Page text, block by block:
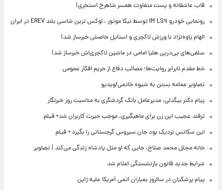
قاب عاشقانه و پست متفاوت همسر شاهرخ استخری!
رونمایی خودرو IM LS۹ توسط نیکا موتور ، لوکس ترین شاسی بلند EREV در ایران
الهام پاوه‌نژاد با ورزش لاکچری و استایل خاصش خبرساز شد!
سلفی‌های پی‌درپی هلیا امامی در ماشین لاکچری‌اش خبرساز شد!
خط مقدم نابرابر روایت‌ها؛ مصائب دفاع از حریم افکار عمومی
تصاویر عمامه بستن به شیوه خاتمی/ویدیو
پیام دکتر بیگدلی، مدیرعامل بانک گردشگری به مناسبت روز خبرنگار
ترفند عجیب این زن برای ماهیگیری، موجب حیرت کاربران شد+ فیلم
این سکانس نزدیک بود جان سیروس گرجستانی را بگیرد + فیلم
خانه مجلل محمد صلاح، جایی که او مثل پادشاه زندگی می‌کند | تصاویر
شرایط جدید قانون بازنشستگی اعلام شد
پیام پزشکیان در سالروز بمباران اتمی آمریکا علیه ژاپن